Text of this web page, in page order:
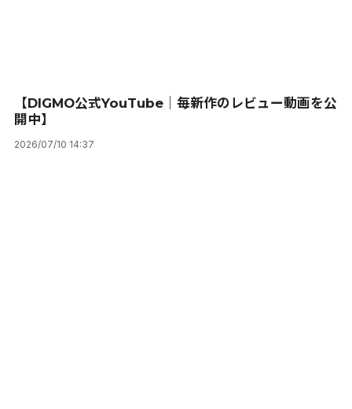
【DIGMO公式YouTube｜毎新作のレビュー動画を公
開中】
2026/07/10 14:37